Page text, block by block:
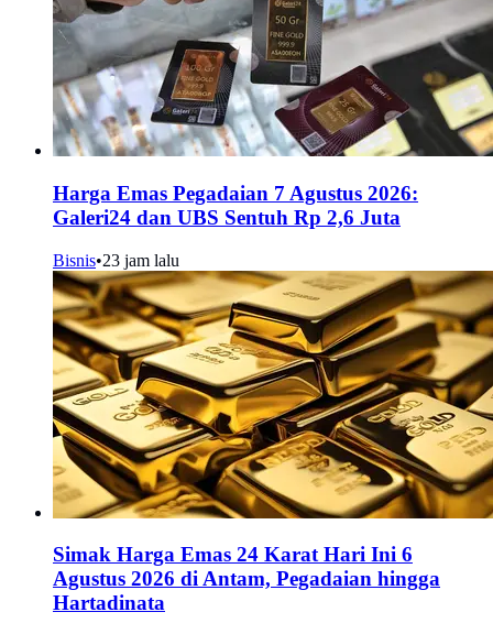
Harga Emas Pegadaian 7 Agustus 2026:
Galeri24 dan UBS Sentuh Rp 2,6 Juta
Bisnis•23 jam lalu
Simak Harga Emas 24 Karat Hari Ini 6
Agustus 2026 di Antam, Pegadaian hingga
Hartadinata